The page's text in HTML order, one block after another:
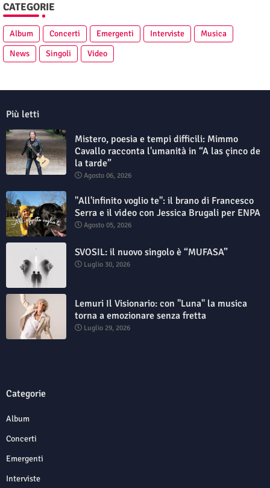
CATEGORIE
Album Concerti Emergenti Interviste
Musica
News
Singoli Video
Più letti
Mistero, poesia e tempi difficili: Mimmo
Cavallo racconta l'umanità in “A las çinco de
la tarde”
Agosto 06, 2026
"All'infinito voglio te": il brano di Francesco
Serra e il video con Jessica Brugali per ENPA
Agosto 05, 2026
SVOSIL: il nuovo singolo è “MUFASA”
Luglio 30, 2026
Lemuri Il Visionario: con "Luna" la musica
torna a emozionare senza fretta
Luglio 29, 2026
Categorie
Album
Concerti
Emergenti
Interviste